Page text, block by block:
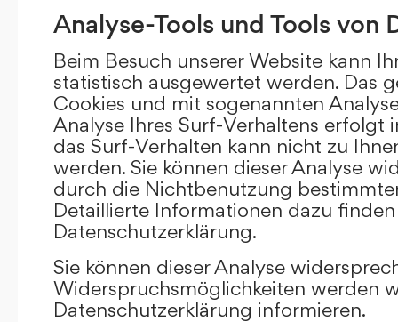
Analyse-Tools und Tools von
Beim Besuch unserer Website kann
statistisch ausgewertet werden. Das
Cookies und mit sogenannten
Analyse Ihres Surf-Verhaltens erfolgt
das Surf-Verhalten kann nicht zu
werden. Sie können dieser Analyse
durch die Nichtbenutzung
Detaillierte Informationen dazu
Datenschutzerklärung.
Sie können dieser Analyse
Widerspruchsmöglichkeiten werden
Datenschutzerklärung informieren.